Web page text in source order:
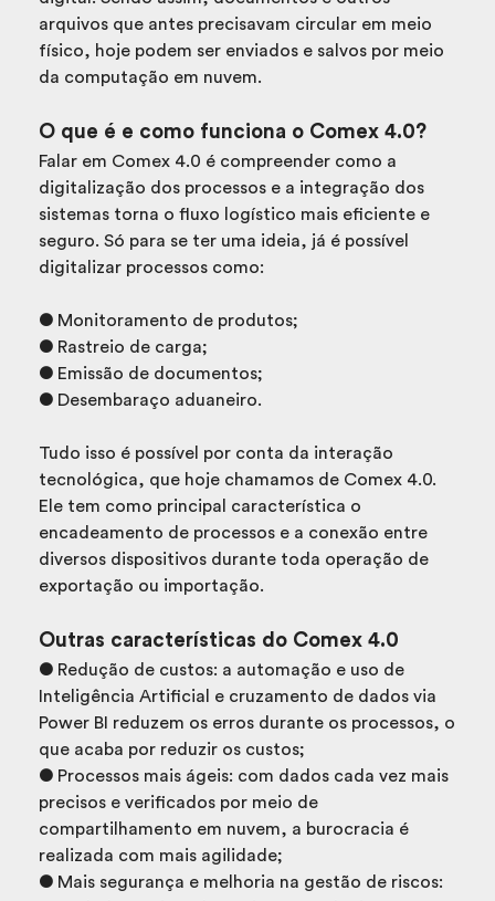
arquivos que antes precisavam circular em meio
físico, hoje podem ser enviados e salvos por meio
da computação em nuvem.
O que é e como funciona o Comex 4.0?
Falar em Comex 4.0 é compreender como a
digitalização dos processos e a integração dos
sistemas torna o fluxo logístico mais eficiente e
seguro. Só para se ter uma ideia, já é possível
digitalizar processos como:
● Monitoramento de produtos;
● Rastreio de carga;
● Emissão de documentos;
● Desembaraço aduaneiro.
Tudo isso é possível por conta da interação
tecnológica, que hoje chamamos de Comex 4.0.
Ele tem como principal característica o
encadeamento de processos e a conexão entre
diversos dispositivos durante toda operação de
exportação ou importação.
Outras características do Comex 4.0
● Redução de custos: a automação e uso de
Inteligência Artificial e cruzamento de dados via
Power BI reduzem os erros durante os processos, o
que acaba por reduzir os custos;
● Processos mais ágeis: com dados cada vez mais
precisos e verificados por meio de
compartilhamento em nuvem, a burocracia é
realizada com mais agilidade;
● Mais segurança e melhoria na gestão de riscos: